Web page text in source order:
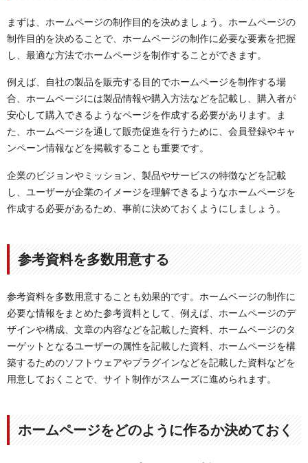
まずは、ホームページの制作目的を決めましょう。ホームページの
制作目的を決めることで、ホームページの制作に必要な要素を把握
し、最適な方法でホームページを制作することができます。
例えば、自社の製品を販売する目的でホームページを制作する場
合、ホームページには製品情報や購入方法などを記載し、購入者が
安心して購入できるようなページを作成する必要があります。ま
た、ホームページを通して販売促進を行うために、会員登録やキャ
ンペーン情報などを掲載することも重要です。
企業のビジョンやミッション、製品やサービスの特徴などを記載
し、ユーザーが企業のイメージを理解できるようなホームページを
作成する必要があるため、事前に決めておくようにしましょう。
参考資料を多数用意する
参考資料を多数用意することも効果的です。ホームページの制作に
必要な情報をまとめた参考資料として、例えば、ホームページのデ
ザインや構成、文章の内容などを記載した資料、ホームページのタ
ーゲットとなるユーザーの属性を記載した資料、ホームページを構
築するためのソフトウェアやプラグインなどを記載した資料などを
用意しておくことで、サイト制作がスムーズに進められます。
ホームページをどのように作るか決めておく